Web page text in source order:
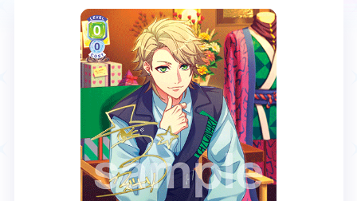
作品タイトル 商品情報
Event
イベント
Card List
カードリスト
Rule / Q&A
ルール/Q&A
Deck Recipe
デッキレシピ